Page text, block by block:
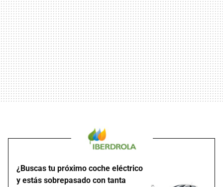
¿Buscas tu próximo coche eléctrico
y estás sobrepasado con tanta